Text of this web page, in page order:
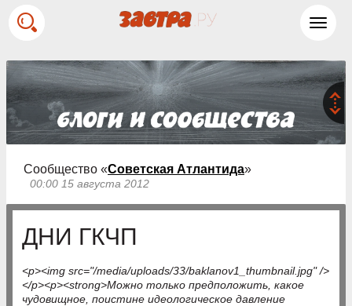
Сообщество «Советская Атлантида»
00:00 15 августа 2012
ДНИ ГКЧП
<p><img src="/media/uploads/33/baklanov1_thumbnail.jpg" />
</p><p><strong>Можно только предположить, какое
чудовищное, поистине идеологическое давление